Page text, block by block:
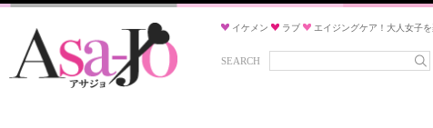
イケメン ラブ エイジングケア！大人女子
SEARCH